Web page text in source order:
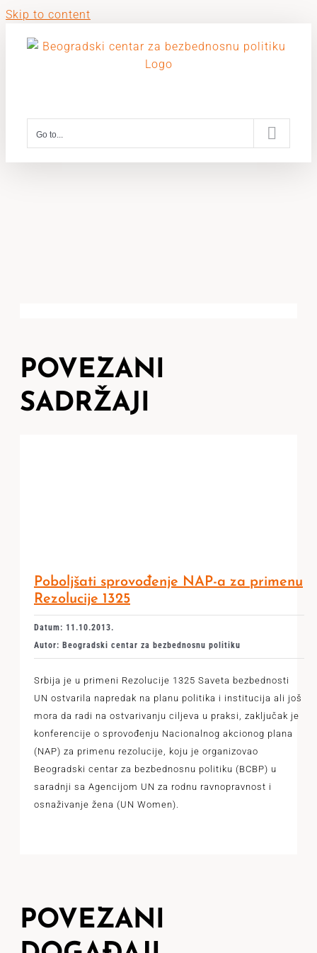
Skip to content
Go to...
POVEZANI
SADRŽAJI
Poboljšati sprovođenje NAP-a za primenu
Rezolucije 1325
Datum: 11.10.2013.
Autor: Beogradski centar za bezbednosnu politiku
Srbija je u primeni Rezolucije 1325 Saveta bezbednosti
UN ostvarila napredak na planu politika i institucija ali još
mora da radi na ostvarivanju ciljeva u praksi, zaključak je
konferencije o sprovođenju Nacionalnog akcionog plana
(NAP) za primenu rezolucije, koju je organizovao
Beogradski centar za bezbednosnu politiku (BCBP) u
saradnji sa Agencijom UN za rodnu ravnopravnost i
osnaživanje žena (UN Women).
POVEZANI